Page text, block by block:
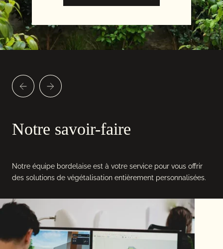
Notre savoir-faire
Notre équipe bordelaise est à votre service pour vous offrir
des solutions de végétalisation entièrement personnalisées.